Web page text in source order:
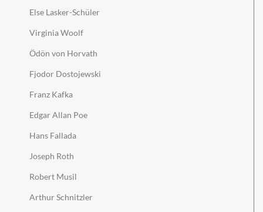
Else Lasker-Schüler
Virginia Woolf
Ödön von Horvath
Fjodor Dostojewski
Franz Kafka
Edgar Allan Poe
Hans Fallada
Joseph Roth
Robert Musil
Arthur Schnitzler